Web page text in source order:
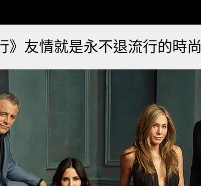
》友情就是永不退流行的時尚